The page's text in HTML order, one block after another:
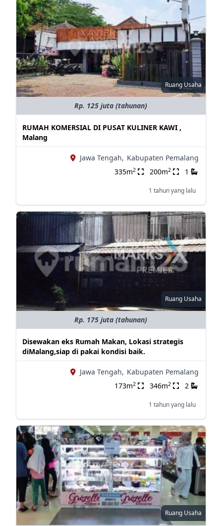
Ruang Usaha
Rp. 125 juta (tahunan)
RUMAH KOMERSIAL DI PUSAT KULINER KAWI ,
Malang
Jawa Tengah, Kabupaten Pemalang
335m2 200m2 1
1 tahun yang lalu
Ruang Usaha
Rp. 175 juta (tahunan)
Disewakan eks Rumah Makan, Lokasi strategis
diMalang,siap di pakai kondisi baik.
Jawa Tengah, Kabupaten Pemalang
173m2 346m2 2
1 tahun yang lalu
Ruang Usaha